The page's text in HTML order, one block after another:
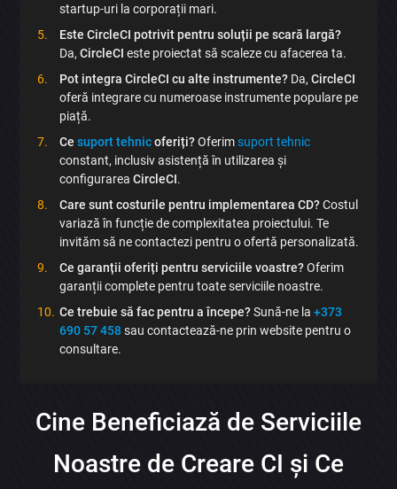
startup-uri la corporații mari.
Este CircleCI potrivit pentru soluții pe scară largă?
Da,CircleCI este proiectat să scaleze cu afacerea ta.
Pot integra CircleCI cu alte instrumente? Da,CircleCI
oferă integrare cu numeroase instrumente populare pe
piață.
Cesuport tehnicoferiți?Oferimsuport tehnic
constant, inclusiv asistență în utilizarea și
configurareaCircleCI.
Care sunt costurile pentru implementarea CD?Costul
variază în funcție de complexitatea proiectului. Te
invităm să ne contactezi pentru o ofertă personalizată.
Ce garanții oferiți pentru serviciile voastre?Oferim
garanții complete pentru toate serviciile noastre.
Ce trebuie să fac pentru a începe?Sună-ne la+373
690 57 458sau contactează-ne prin website pentru o
consultare.
Cine Beneficiază de Serviciile
Noastre de Creare CI și Ce